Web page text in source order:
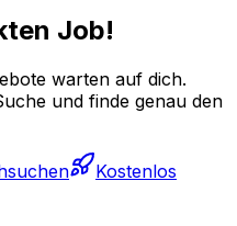
Job!
warten auf dich.
und finde genau den
Kostenlos